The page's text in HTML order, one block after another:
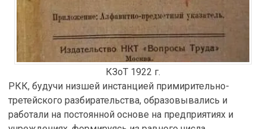
КЗоТ 1922 г.
РКК, будучи низшей инстанцией примирительно-
третейского разбирательства, образовывались и
работали на постоянной основе на предприятиях и